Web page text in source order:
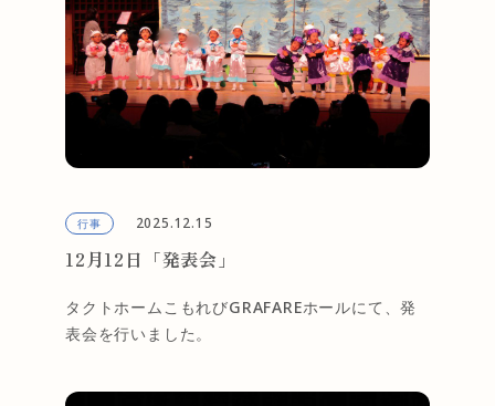
行事 2025.12.15
12月12日「発表会」
タクトホームこもれびGRAFAREホールにて、発
表会を行いました。